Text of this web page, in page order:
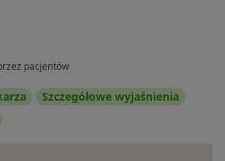
pacjentów
Szczegółowe wyjaśnienia